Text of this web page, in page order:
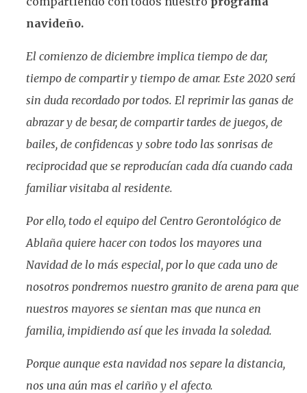
navideño.
El comienzo de diciembre implica tiempo de dar,
tiempo de compartir y tiempo de amar. Este 2020 será
sin duda recordado por todos. El reprimir las ganas de
abrazar y de besar, de compartir tardes de juegos, de
bailes, de confidencas y sobre todo las sonrisas de
reciprocidad que se reproducían cada día cuando cada
familiar visitaba al residente.
Por ello, todo el equipo del Centro Gerontológico de
Ablaña quiere hacer con todos los mayores una
Navidad de lo más especial, por lo que cada uno de
nosotros pondremos nuestro granito de arena para que
nuestros mayores se sientan mas que nunca en
familia, impidiendo así que les invada la soledad.
Porque aunque esta navidad nos separe la distancia,
nos una aún mas el cariño y el afecto.